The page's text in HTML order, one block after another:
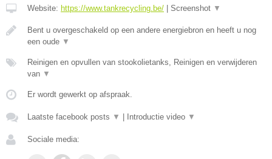
Website: https://www.tankrecycling.be/ | Screenshot ▼
Bent u overgeschakeld op een andere energiebron en heeft u nog
een oude ▼
Reinigen en opvullen van stookolietanks, Reinigen en verwijderen
van ▼
Er wordt gewerkt op afspraak.
Laatste facebook posts ▼ | Introductie video ▼
Sociale media: